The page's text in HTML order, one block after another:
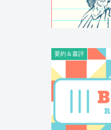
要約＆書評